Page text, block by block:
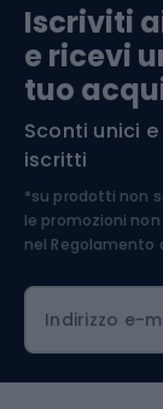
Medicina
Iscriviti
e ricevi
tuo
Sconti unici
iscritti
*su prodotti non
le promozioni
nel Regolamento
Indirizzo e-